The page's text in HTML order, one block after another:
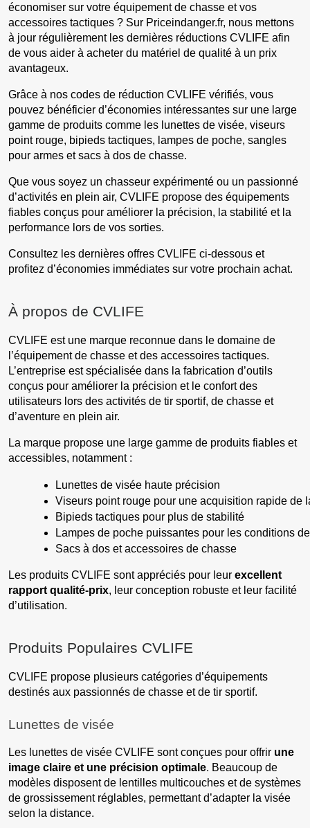
économiser sur votre équipement de chasse et vos
accessoires tactiques ? Sur Priceindanger.fr, nous mettons
à jour régulièrement les dernières réductions CVLIFE afin
de vous aider à acheter du matériel de qualité à un prix
avantageux.
Grâce à nos codes de réduction CVLIFE vérifiés, vous
pouvez bénéficier d’économies intéressantes sur une large
gamme de produits comme les lunettes de visée, viseurs
point rouge, bipieds tactiques, lampes de poche, sangles
pour armes et sacs à dos de chasse.
Que vous soyez un chasseur expérimenté ou un passionné
d’activités en plein air, CVLIFE propose des équipements
fiables conçus pour améliorer la précision, la stabilité et la
performance lors de vos sorties.
Consultez les dernières offres CVLIFE ci-dessous et
profitez d’économies immédiates sur votre prochain achat.
À propos de CVLIFE
CVLIFE est une marque reconnue dans le domaine de
l’équipement de chasse et des accessoires tactiques.
L’entreprise est spécialisée dans la fabrication d’outils
conçus pour améliorer la précision et le confort des
utilisateurs lors des activités de tir sportif, de chasse et
d’aventure en plein air.
La marque propose une large gamme de produits fiables et
accessibles, notamment :
Lunettes de visée haute précision
Viseurs point rouge pour une acquisition rapide de
Bipieds tactiques pour plus de stabilité
Lampes de poche puissantes pour les conditions
Sacs à dos et accessoires de chasse
Les produits CVLIFE sont appréciés pour leur excellent
rapport qualité-prix, leur conception robuste et leur facilité
d’utilisation.
Produits Populaires CVLIFE
CVLIFE propose plusieurs catégories d’équipements
destinés aux passionnés de chasse et de tir sportif.
Lunettes de visée
Les lunettes de visée CVLIFE sont conçues pour offrir une
image claire et une précision optimale. Beaucoup de
modèles disposent de lentilles multicouches et de systèmes
de grossissement réglables, permettant d’adapter la visée
selon la distance.